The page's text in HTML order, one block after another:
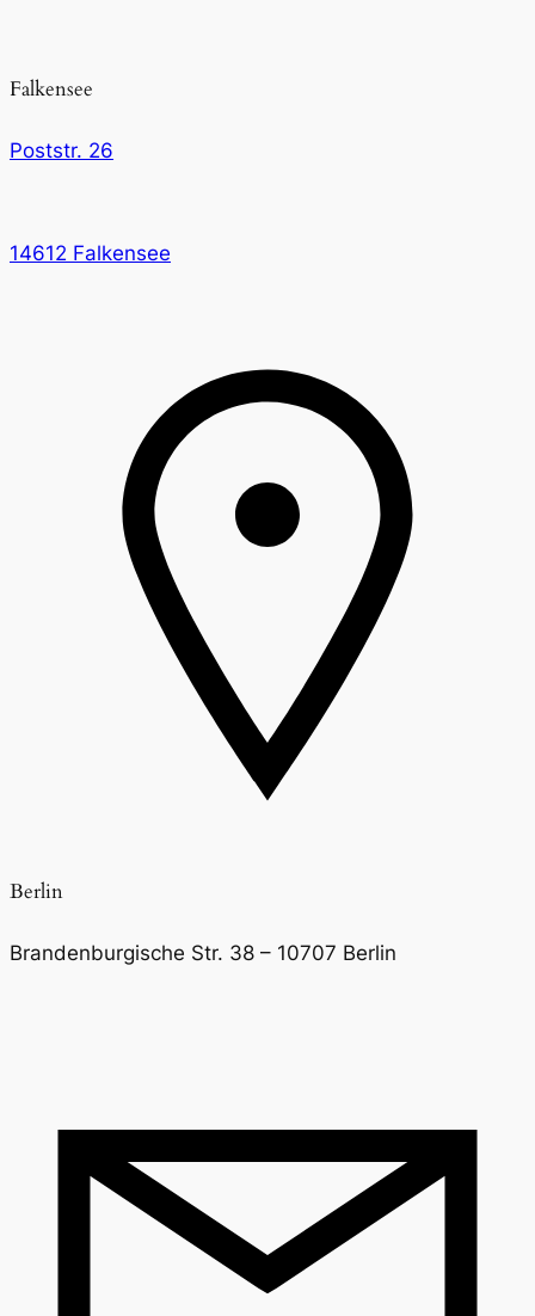
Falkensee
Poststr. 26
14612 Falkensee
Berlin
Brandenburgische Str. 38 – 10707 Berlin